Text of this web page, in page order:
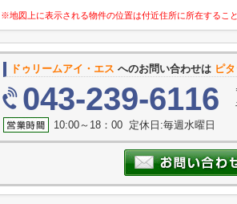
※地図上に表示される物件の位置は付近住所に所在するこ
ドゥリームアイ・エス へのお問い合わせは ピ
043-239-6116
10:00～18：00 定休日:毎週水曜日